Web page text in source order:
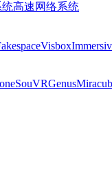
统高速网络系统
Visbox
SouVRGenus